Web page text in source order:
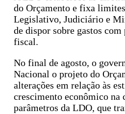
do Orçamento e fixa
Legislativo, Judiciário e
de dispor sobre gastos
fiscal.
No final de agosto, o
Nacional o projeto do
alterações em relação às
crescimento econômico na
parâmetros da LDO, que